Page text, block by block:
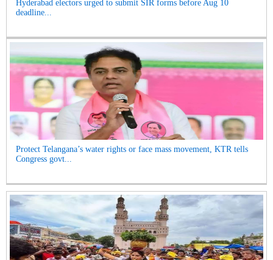
Hyderabad electors urged to submit SIR forms before Aug 10
deadline...
Protect Telangana’s water rights or face mass movement, KTR tells
Congress govt...